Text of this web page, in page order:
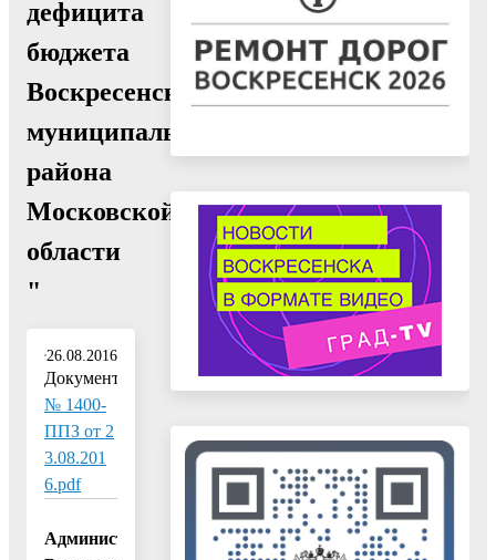
дефицита
бюджета
Воскресенского
муниципального
района
Московской
области
"
26.08.2016
Документ:
№ 1400-
ППЗ от 2
3.08.201
6.pdf
Администрация